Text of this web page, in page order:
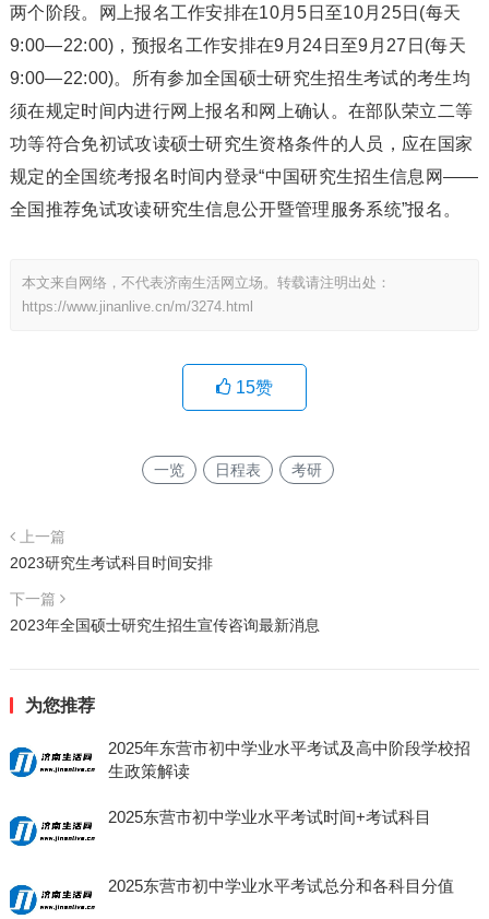
两个阶段。网上报名工作安排在10月5日至10月25日(每天
9:00—22:00)，预报名工作安排在9月24日至9月27日(每天
9:00—22:00)。所有参加全国硕士研究生招生考试的考生均
须在规定时间内进行网上报名和网上确认。在部队荣立二等
功等符合免初试攻读硕士研究生资格条件的人员，应在国家
规定的全国统考报名时间内登录“中国研究生招生信息网——
全国推荐免试攻读研究生信息公开暨管理服务系统”报名。
本文来自网络，不代表济南生活网立场。转载请注明出处：
https://www.jinanlive.cn/m/3274.html
15赞
一览 日程表 考研
上一篇
2023研究生考试科目时间安排
下一篇
2023年全国硕士研究生招生宣传咨询最新消息
为您推荐
2025年东营市初中学业水平考试及高中阶段学校招
生政策解读
2025东营市初中学业水平考试时间+考试科目
2025东营市初中学业水平考试总分和各科目分值